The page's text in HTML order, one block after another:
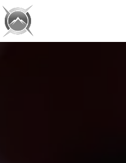
Panneau de gestion des cookies